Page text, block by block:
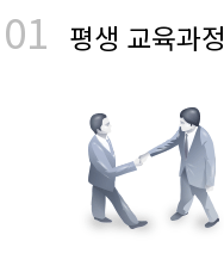
01 평생 교육과정